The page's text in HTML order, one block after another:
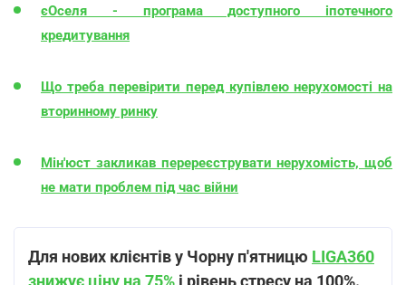
єОселя - програма доступного іпотечного
кредитування
Що треба перевірити перед купівлею нерухомості на
вторинному ринку
Мін'юст закликав перереєструвати нерухомість, щоб
не мати проблем під час війни
Для нових клієнтів у Чорну п'ятницю LIGA360
знижує ціну на 75% і рівень стресу на 100%.